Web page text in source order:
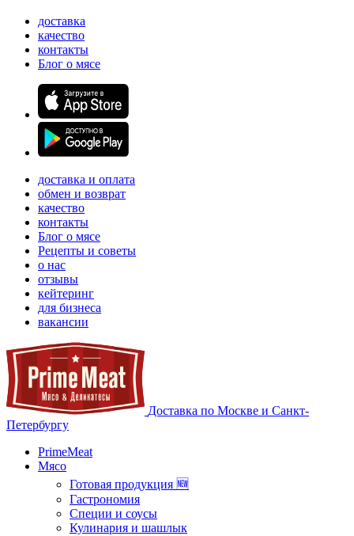
доставка
качество
контакты
Блог о мясе
доставка и оплата
обмен и возврат
качество
контакты
Блог о мясе
Рецепты и советы
о нас
отзывы
кейтеринг
для бизнеса
вакансии
Доставка по Москве и Санкт-
Петербургу
PrimeMeat
Мясо
Готовая продукция 🆕
Гастрономия
Специи и соусы
Кулинария и шашлык